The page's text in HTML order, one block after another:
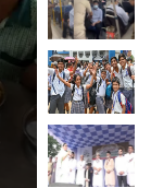
RailOne
लोकप्रिय,
अनारक्षित